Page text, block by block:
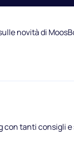
novità di
con tanti consigli